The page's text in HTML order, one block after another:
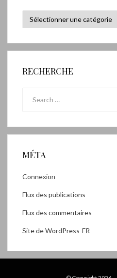
RECHERCHE
MÉTA
Connexion
Flux des publications
Flux des commentaires
Site de WordPress-FR